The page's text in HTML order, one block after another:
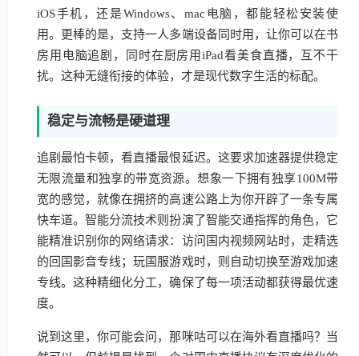
iOS手机，还是Windows、mac电脑，都能轻松安装使
用。更棒的是，支持一人多端设备同时用，让你可以在书
房用电脑追剧，同时在厨房用iPad看美食直播，互不干
扰。这种无缝衔接的体验，才是现代数字生活的标配。
稳定与流畅是硬道理
追剧最怕卡顿，看直播最恨延迟。这要求加速器提供稳定
无限流量和独享的带宽资源。想象一下拥有独享100M带
宽的感觉，就像在拥挤的高速公路上为你开辟了一条专属
快车道。智能分流技术则扮演了智能交通指挥的角色，它
能精准识别你的网络请求：访问国内视频网站时，走精选
的回国影音专线；玩国服游戏时，则自动切换至游戏加速
专线。这种精细化分工，确保了每一项活动都获得最优速
度。
说到这里，你可能会问，那咪咕可以在海外看直播吗？当